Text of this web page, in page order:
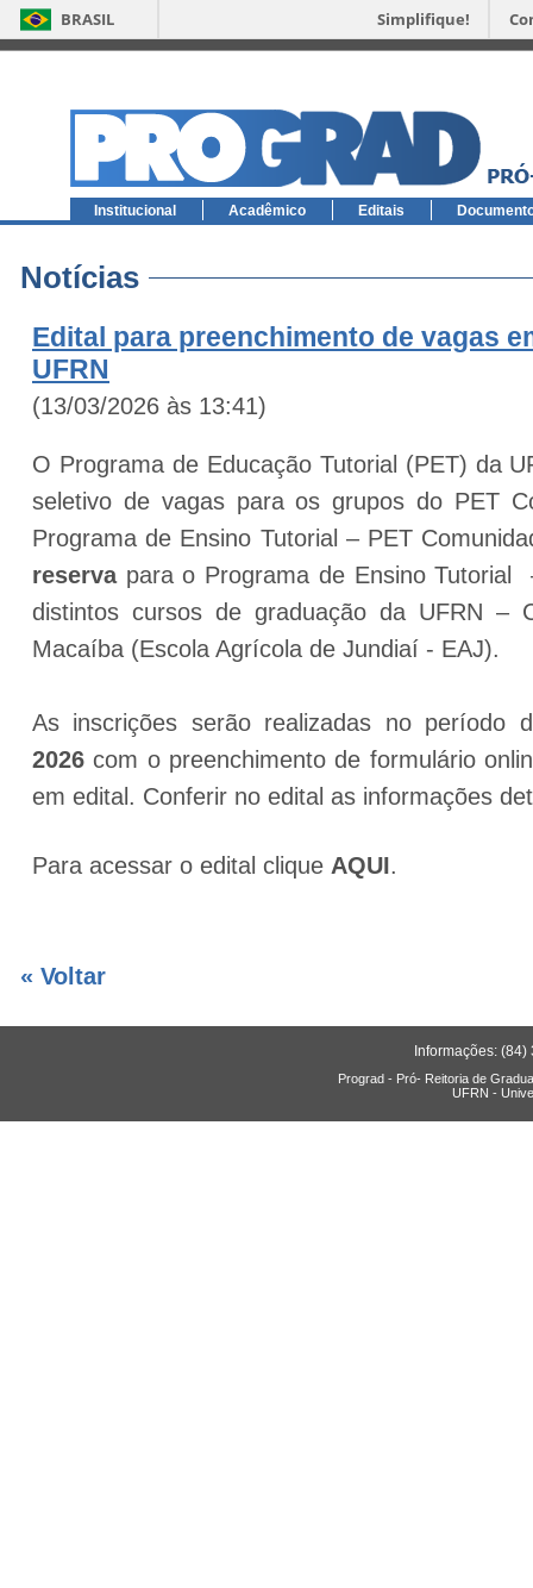
BRASIL Simplifique!
Institucional Acadêmico Editais
Notícias
Edital para preenchimento de vagas
UFRN
(13/03/2026 às 13:41)
O Programa de Educação Tutorial (PET) da
seletivo de vagas para os grupos do PET
Programa de Ensino Tutorial – PET
reservapara o Programa de Ensino Tutorial
distintos cursos de graduação da UFRN –
Macaíba (Escola Agrícola de Jundiaí - EAJ).
As inscrições serão realizadas no período
2026 com o preenchimento de formulário
em edital. Conferir no edital as informações
Para acessar o edital clique AQUI.
« Voltar
Informações:
Prograd - Pró- Reitoria de
UFRN -